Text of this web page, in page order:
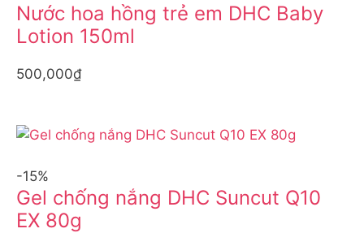
Nước hoa hồng trẻ em DHC Baby
Lotion 150ml
500,000₫
-15%
Gel chống nắng DHC Suncut Q10
EX 80g